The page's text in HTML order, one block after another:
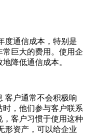
度通信成本，特别是
巨大的费用。使用企
降低通信成本。
客户通常不会积极响
，他们参与客户联系
客户习惯于使用这种
形资产，可以给企业